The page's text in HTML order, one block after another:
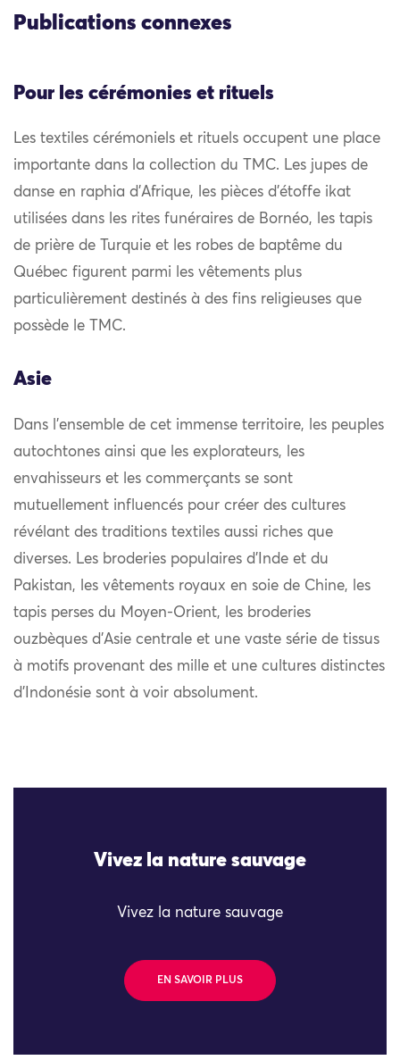
Publications connexes
Pour les cérémonies et rituels
Les textiles cérémoniels et rituels occupent une place
importante dans la collection du TMC. Les jupes de
danse en raphia d’Afrique, les pièces d’étoffe ikat
utilisées dans les rites funéraires de Bornéo, les tapis
de prière de Turquie et les robes de baptême du
Québec figurent parmi les vêtements plus
particulièrement destinés à des fins religieuses que
possède le TMC.
Asie
Dans l’ensemble de cet immense territoire, les peuples
autochtones ainsi que les explorateurs, les
envahisseurs et les commerçants se sont
mutuellement influencés pour créer des cultures
révélant des traditions textiles aussi riches que
diverses. Les broderies populaires d’Inde et du
Pakistan, les vêtements royaux en soie de Chine, les
tapis perses du Moyen-Orient, les broderies
ouzbèques d’Asie centrale et une vaste série de tissus
à motifs provenant des mille et une cultures distinctes
d’Indonésie sont à voir absolument.
Vivez la nature sauvage
Vivez la nature sauvage
EN SAVOIR PLUS